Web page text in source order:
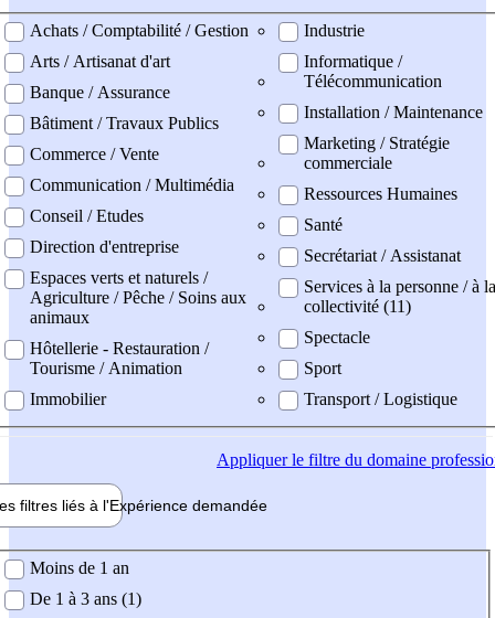
professionel
Achats / Comptabilité / Gestion
Arts / Artisanat d'art
Banque / Assurance
Bâtiment / Travaux Publics
Commerce / Vente
Communication / Multimédia
Conseil / Etudes
Direction d'entreprise
Espaces verts et naturels /
Agriculture / Pêche / Soins aux
animaux
Hôtellerie - Restauration /
Tourisme / Animation
Immobilier
Industrie
Informatique /
Télécommunication
Installation / Maintenance
Marketing / Stratégie
commerciale
Ressources Humaines
Santé
Secrétariat / Assistanat
Services à la personne / à la
collectivité (11)
Spectacle
Sport
Transport / Logistique
Appliquerle filtre du domaine
filtres liés à l'Expérience demandée
demandée
Moins de 1 an
De 1 à 3 ans (1)